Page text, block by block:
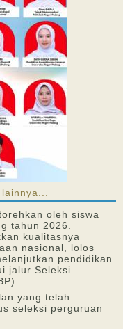
oleh siswa
tahun 2026.
kualitasnya
nasional, lolos
pendidikan
jalur Seleksi
yang telah
seleksi perguruan